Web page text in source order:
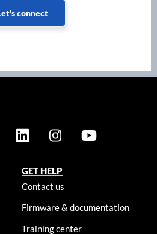
connect
GET HELP
Contact us
Firmware & documentation
Training center